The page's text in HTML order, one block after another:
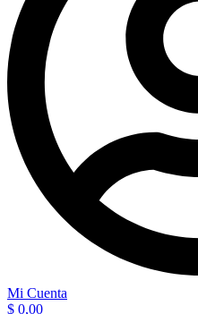
Mi Cuenta
$ 0,00